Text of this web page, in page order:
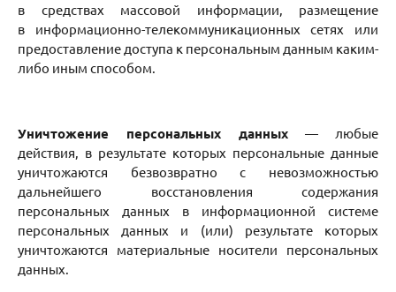
в средствах массовой информации, размещение
в информационно-телекоммуникационных сетях или
предоставление доступа к персональным данным каким-
либо иным способом.
Уничтожение персональных данных — любые
действия, в результате которых персональные данные
уничтожаются безвозвратно с невозможностью
дальнейшего восстановления содержания
персональных данных в информационной системе
персональных данных и (или) результате которых
уничтожаются материальные носители персональных
данных.